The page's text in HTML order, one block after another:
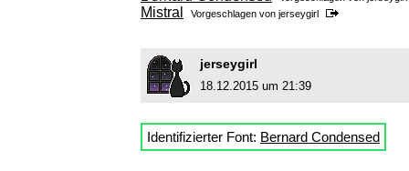
Mistral Vorgeschlagen von jerseygirl
jerseygirl
18.12.2015 um 21:39
Identifizierter Font: Bernard Condensed